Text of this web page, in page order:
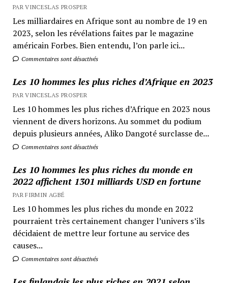
PAR VINCESLAS PROSPER
Les milliardaires en Afrique sont au nombre de 19 en
2023, selon les révélations faites par le magazine
américain Forbes. Bien entendu, l’on parle ici...
Commentaires sont désactivés
Les 10 hommes les plus riches d’Afrique en 2023
PAR VINCESLAS PROSPER
Les 10 hommes les plus riches d’Afrique en 2023 nous
viennent de divers horizons. Au sommet du podium
depuis plusieurs années, Aliko Dangoté surclasse de...
Commentaires sont désactivés
Les 10 hommes les plus riches du monde en
2022 affichent 1301 milliards USD en fortune
PAR FIRMIN AGBÉ
Les 10 hommes les plus riches du monde en 2022
pourraient très certainement changer l’univers s’ils
décidaient de mettre leur fortune au service des
causes...
Commentaires sont désactivés